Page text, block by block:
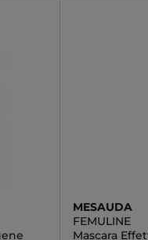
MESAUDA
FEMULINE
Mascara